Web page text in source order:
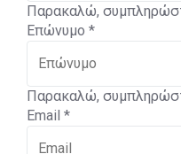
Παρακαλώ,
Επώνυμο *
Παρακαλώ,
Email *